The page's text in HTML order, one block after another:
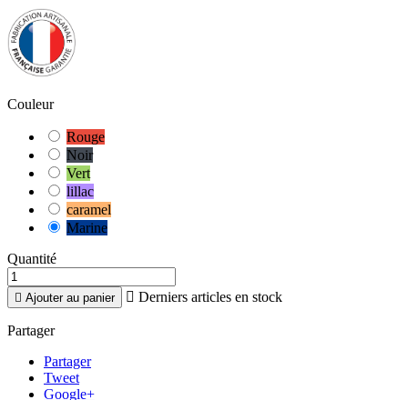
Couleur
Rouge
Noir
Vert
lillac
caramel
Marine
Quantité
 Ajouter au panier  Derniers articles en stock
Partager
Partager
Tweet
Google+